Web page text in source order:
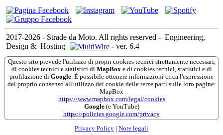
2017-2026 - Strade da Moto. All rights reserved - Engineering,
Design & Hosting - ver. 6.4
Questo sito prevede l'utilizzo di propri cookies tecnici strettamente necessari,
di cookies tecnici e statistici di MapBoxe di cookies tecnici, statistici e di
profilazione di Google. È possibile ottenere informazioni circa l'espressione
del proprio consenso all'utilizzo dei cookie delle terze parti sulle loro pagine:
MapBox
https://www.mapbox.com/legal/cookies
Google(e YouTube)
https://policies.google.com/privacy
Privacy Policy Note legali